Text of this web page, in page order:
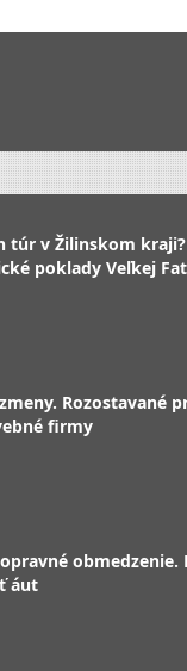
túr v Žilinskom
poklady Veľkej
Rozostavané
firmy
obmedzenie.
áut